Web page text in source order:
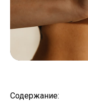
Содержание: